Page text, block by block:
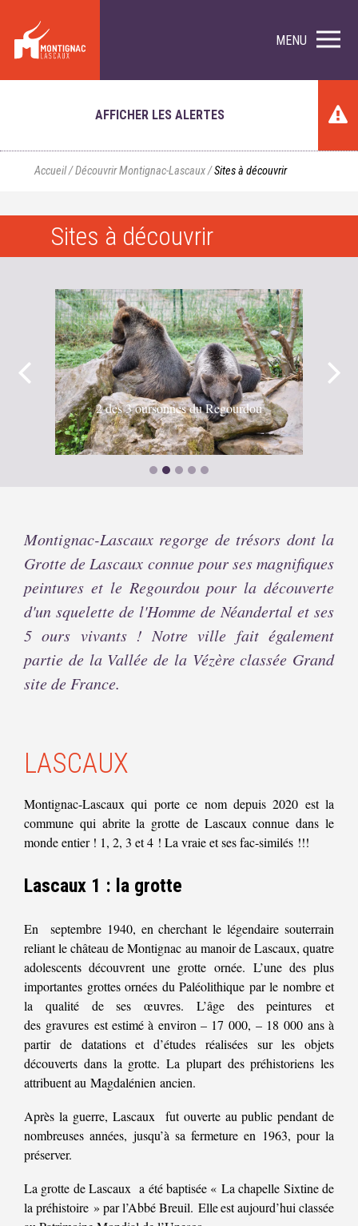
MENU
AFFICHER LES ALERTES
Accueil/Découvrir Montignac-Lascaux/Sites à découvrir
Sites à découvrir
2 des 3 oursonnes du Regourdou
Montignac-Lascaux regorge de trésors dont la
Grotte de Lascaux connue pour ses magnifiques
peintures et le Regourdou pour la découverte
d'un squelette de l'Homme de Néandertal et ses
5 ours vivants ! Notre ville fait également
partie de la Vallée de la Vézère classée Grand
site de France.
LASCAUX
Montignac-Lascaux qui porte ce nom depuis 2020 est la
commune qui abrite la grotte de Lascaux connue dans le
monde entier ! 1, 2, 3 et 4 ! La vraie et ses fac-similés !!!
Lascaux 1 : la grotte
En septembre 1940, en cherchant le légendaire souterrain
reliant le château de Montignac au manoir de Lascaux, quatre
adolescents découvrent une grotte ornée. L’une des plus
importantes grottes ornées du Paléolithique par le nombre et
la qualité de ses œuvres. L’âge des peintures et
des gravures est estimé à environ – 17 000, – 18 000 ans à
partir de datations et d’études réalisées sur les objets
découverts dans la grotte. La plupart des préhistoriens les
attribuent au Magdalénien ancien.
Après la guerre, Lascaux fut ouverte au public pendant de
nombreuses années, jusqu’à sa fermeture en 1963, pour la
préserver.
La grotte de Lascaux a été baptisée « La chapelle Sixtine de
la préhistoire » par l’Abbé Breuil. Elle est aujourd’hui classée